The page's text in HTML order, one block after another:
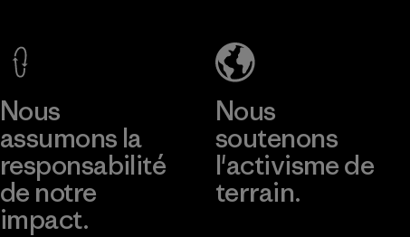
Material-supplier
Factory
Nous
assumons la
responsabilité
de notre
impact.
Nous
soutenons
l'activisme de
terrain.